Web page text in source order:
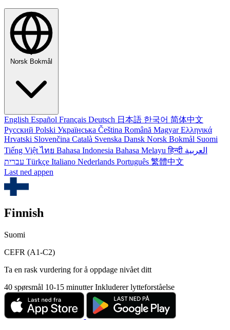
Norsk Bokmål
English Español Français Deutsch 日本語 한국어 简体中文
Русский Polski Українська Čeština Română MagyarΕλληνικά
Hrvatski Slovenčina Català Svenska Dansk Norsk Bokmål Suomi
Tiếng Việtไทย Bahasa Indonesia Bahasa Melayuहिन्दी العربية
Türkçe Italiano Nederlands Português 繁體中文
Last ned appen
Finnish
Suomi
CEFR (A1-C2)
Ta en rask vurdering for å oppdage nivået ditt
40 spørsmål 10-15 minutterInkluderer lytteforståelse